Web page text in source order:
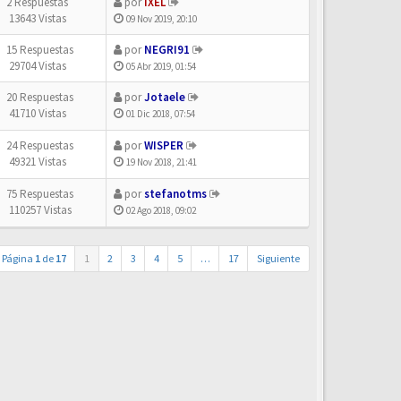
13643 Vistas
09 Nov 2019, 20:10
15 Respuestas
29704 Vistas
porNEGRI91
05 Abr 2019, 01:54
20 Respuestas
41710 Vistas
porJotaele
01 Dic 2018, 07:54
24 Respuestas
49321 Vistas
porWISPER
19 Nov 2018, 21:41
75 Respuestas
110257 Vistas
porstefanotms
02 Ago 2018, 09:02
Página 1 de 17 1 2 3 4 5 … 17 Siguiente